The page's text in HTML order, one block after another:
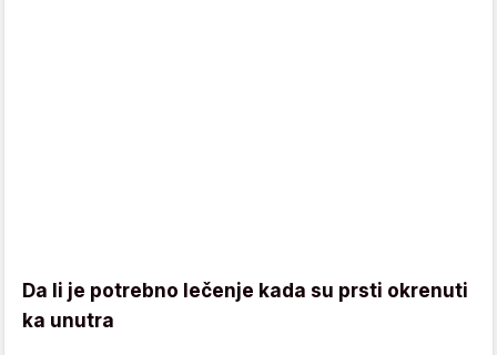
Da li je potrebno lečenje kada su prsti okrenuti
ka unutra